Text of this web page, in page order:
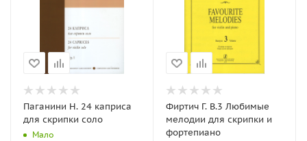
Паганини Н. 24 каприса
для скрипки соло
Мало
Фиртич Г. В.3 Любимые
мелодии для скрипки и
фортепиано